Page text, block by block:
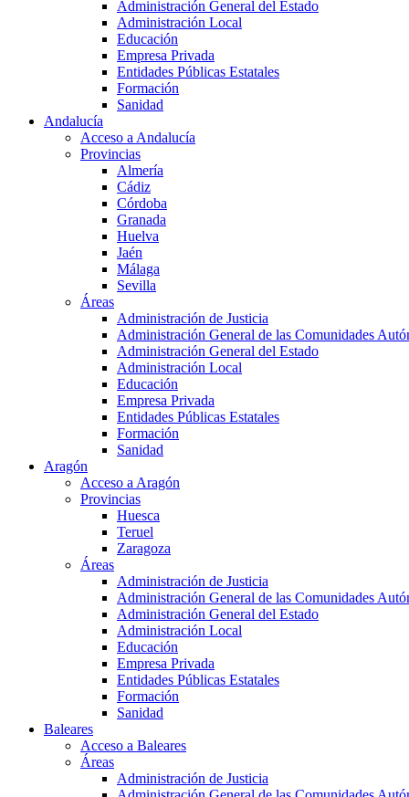
Administración General del Estado
Administración Local
Educación
Empresa Privada
Entidades Públicas Estatales
Formación
Sanidad
Andalucía
Acceso a Andalucía
Provincias
Almería
Cádiz
Córdoba
Granada
Huelva
Jaén
Málaga
Sevilla
Áreas
Administración de Justicia
Administración General de las Comunidades
Administración General del Estado
Administración Local
Educación
Empresa Privada
Entidades Públicas Estatales
Formación
Sanidad
Aragón
Acceso a Aragón
Provincias
Huesca
Teruel
Zaragoza
Áreas
Administración de Justicia
Administración General de las Comunidades
Administración General del Estado
Administración Local
Educación
Empresa Privada
Entidades Públicas Estatales
Formación
Sanidad
Baleares
Acceso a Baleares
Áreas
Administración de Justicia